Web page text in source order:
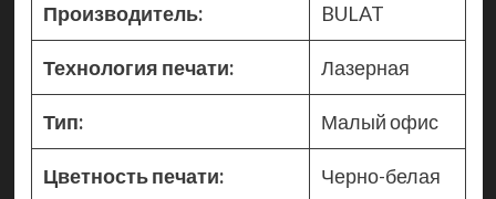
Производитель: BULAT
Технология печати: Лазерная
Тип: Малый офис
Цветность печати: Черно-белая